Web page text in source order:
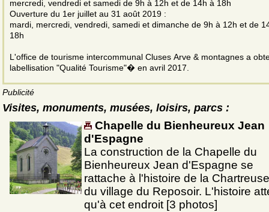
mercredi, vendredi et samedi de 9h à 12h et de 14h à 18h
Ouverture du 1er juillet au 31 août 2019 :
mardi, mercredi, vendredi, samedi et dimanche de 9h à 12h et de
18h
L'office de tourisme intercommunal Cluses Arve & montagnes a
labellisation "Qualité Tourisme"� en avril 2017.
Publicité
Visites, monuments, musées, loisirs, parcs :
Chapelle du Bienheureux Jean
d'Espagne
La construction de la Chapelle du
Bienheureux Jean d'Espagne se
rattache à l'histoire de la
du village du Reposoir. L'histoire
qu'à cet endroit [3 photos]